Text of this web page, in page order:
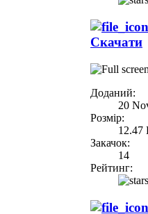
Скачати
Доданий:
20
Розмір:
12.47
Закачок:
14
Рейтинг: